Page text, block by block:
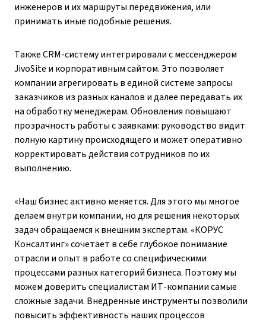
инженеров и их маршруты передвижения, или
принимать иные подобные решения.
Также CRM-систему интегрировали с мессенджером
JivoSite и корпоративным сайтом. Это позволяет
компании агрегировать в единой системе запросы
заказчиков из разных каналов и далее передавать их
на обработку менеджерам. Обновления повышают
прозрачность работы с заявками: руководство видит
полную картину происходящего и может оперативно
корректировать действия сотрудников по их
выполнению.
«Наш бизнес активно меняется. Для этого мы многое
делаем внутри компании, но для решения некоторых
задач обращаемся к внешним экспертам. «КОРУС
Консалтинг» сочетает в себе глубокое понимание
отрасли и опыт в работе со специфическими
процессами разных категорий бизнеса. Поэтому мы
можем доверить специалистам ИТ-компании самые
сложные задачи. Внедренные инструменты позволили
повысить эффективность наших процессов